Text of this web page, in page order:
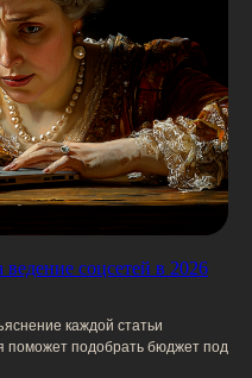
соцсетей в 2026
каждой статьи
поможет подобрать бюджет под